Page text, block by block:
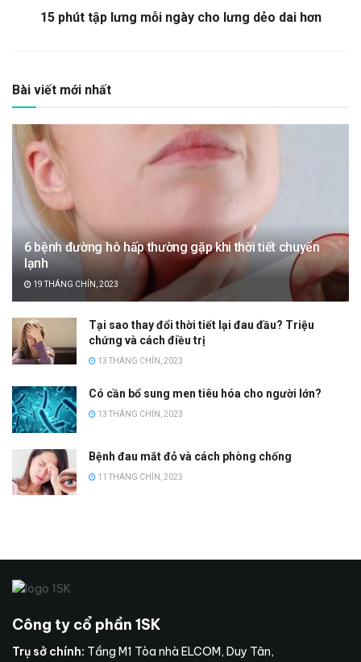
15 phút tập lưng mỗi ngày cho lưng dẻo dai hơn
Bài viết mới nhất
6 bệnh đường hô hấp thường gặp khi thời tiết chuyển
lạnh
19 THÁNG CHÍN, 2023
Tại sao thay đổi thời tiết lại đau đầu? Triệu
chứng và cách điều trị
13 THÁNG CHÍN, 2023
Có cần bổ sung men tiêu hóa cho người lớn?
13 THÁNG CHÍN, 2023
Bệnh đau mắt đỏ và cách phòng chống
11 THÁNG CHÍN, 2023
Công ty cổ phần 1SK
Trụ sở chính: Tầng M1 Tòa nhà ELCOM, Duy Tân,